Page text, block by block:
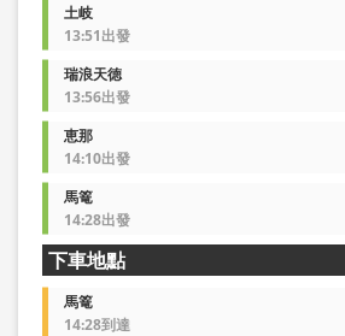
土岐
13:51出發
瑞浪天徳
13:56出發
恵那
14:10出發
馬篭
14:28出發
下車地點
馬篭
14:28到達